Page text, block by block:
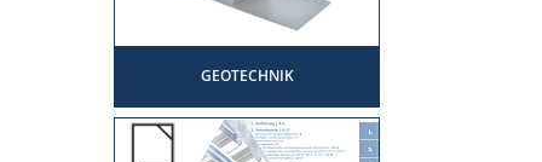
GEOTECHNIK